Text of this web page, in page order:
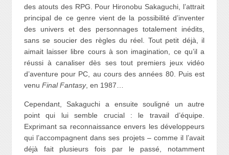
des atouts des RPG. Pour Hironobu Sakaguchi, l’attrait
principal de ce genre vient de la possibilité d’inventer
des univers et des personnages totalement inédits,
sans se soucier des règles du réel. Tout petit déjà, il
aimait laisser libre cours à son imagination, ce qu’il a
réussi à canaliser dès ses tout premiers jeux vidéo
d’aventure pour PC, au cours des années 80. Puis est
venu Final Fantasy, en 1987…
Cependant, Sakaguchi a ensuite souligné un autre
point qui lui semble crucial : le travail d’équipe.
Exprimant sa reconnaissance envers les développeurs
qui l’accompagnent dans ses projets – comme il l’avait
déjà fait plusieurs fois par le passé, notamment